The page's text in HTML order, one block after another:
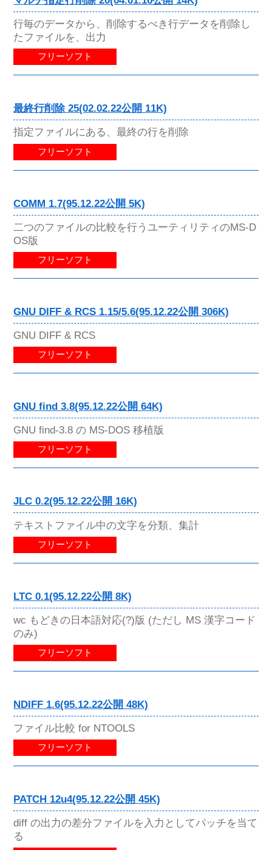
行毎のデータから、削除するべき行データを削除し
たファイルを、出力
フリーソフト
最終行削除 25(02.02.22公開 11K)
指定ファイルにある、最終の行を削除
フリーソフト
COMM 1.7(95.12.22公開 5K)
二つのファイルの比較を行うユーティリティのMS-D
OS版
フリーソフト
GNU DIFF & RCS 1.15/5.6(95.12.22公開 306K)
GNU DIFF & RCS
フリーソフト
GNU find 3.8(95.12.22公開 64K)
GNU find-3.8 の MS-DOS 移植版
フリーソフト
JLC 0.2(95.12.22公開 16K)
テキストファイル中の文字を分類、集計
フリーソフト
LTC 0.1(95.12.22公開 8K)
wc もどきの日本語対応(?)版 (ただし MS 漢字コード
のみ)
フリーソフト
NDIFF 1.6(95.12.22公開 48K)
ファイル比較 for NTOOLS
フリーソフト
PATCH 12u4(95.12.22公開 45K)
diff の出力の差分ファイルを入力としてパッチを当て
る